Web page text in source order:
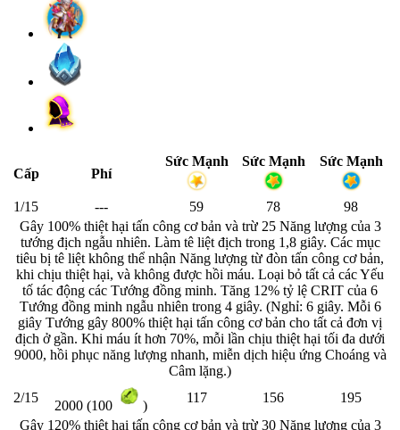
Cấp Phí
Sức Mạnh Sức Mạnh Sức Mạnh
1/15 --- 59 78
98
Gây 100% thiệt hại tấn công cơ bản và trừ 25 Năng lượng của 3
tướng địch ngẫu nhiên. Làm tê liệt địch trong 1,8 giây. Các mục
tiêu bị tê liệt không thể nhận Năng lượng từ đòn tấn công cơ bản,
khi chịu thiệt hại, và không được hồi máu. Loại bỏ tất cả các Yếu
tố tác động các Tướng đồng minh. Tăng 12% tỷ lệ CRIT của 6
Tướng đồng minh ngẫu nhiên trong 4 giây. (Nghỉ: 6 giây. Mỗi 6
giây Tướng gây 800% thiệt hại tấn công cơ bản cho tất cả đơn vị
địch ở gần. Khi máu ít hơn 70%, mỗi lần chịu thiệt hại tối đa dưới
9000, hồi phục năng lượng nhanh, miễn dịch hiệu ứng Choáng và
Câm lặng.)
2/15
2000 (100 )
117 156
195
Gây 120% thiệt hại tấn công cơ bản và trừ 30 Năng lượng của 3